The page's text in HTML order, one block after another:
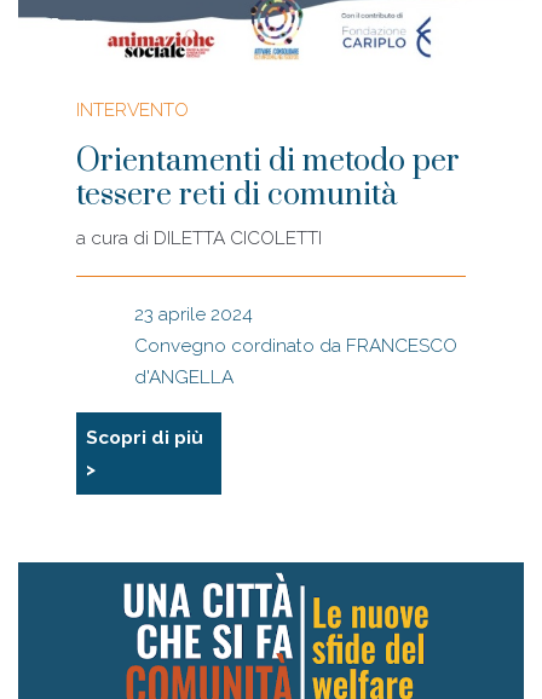
INTERVENTO
Orientamenti di metodo per
tessere reti di comunità
a cura di DILETTA CICOLETTI
23 aprile 2024
Convegno cordinato da FRANCESCO
d'ANGELLA
Scopri di più
>